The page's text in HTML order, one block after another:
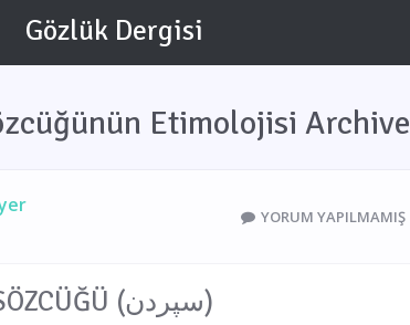
Gözlük Dergisi
Etimolojisi Archive
YORUM YAPILMAMIŞ
ISMARLAMAK SÖZCÜĞÜ (سپردن)